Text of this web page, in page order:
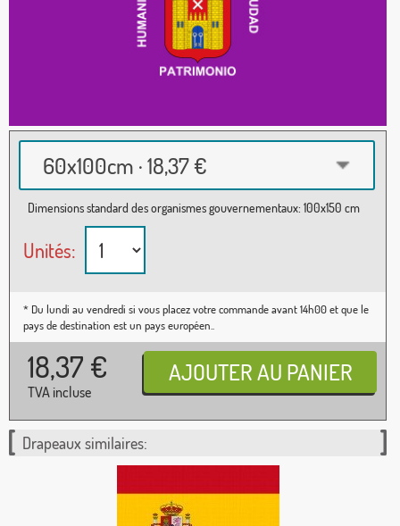
60x100cm · 18,37 €
Dimensions standard des organismes gouvernementaux: 100x150 cm
Unités:
* Du lundi au vendredi si vous placez votre commande avant 14h00 et que le
pays de destination est un pays européen..
18,37 €
TVA incluse
Drapeaux similaires: